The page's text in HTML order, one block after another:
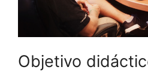
Objetivo